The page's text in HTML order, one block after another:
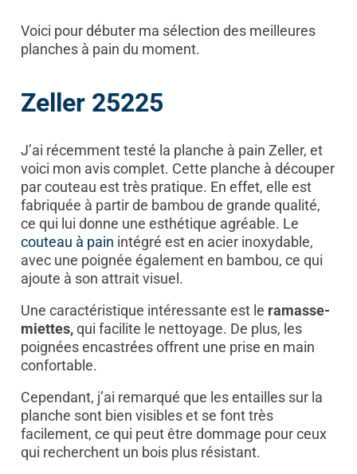
Voici pour débuter ma sélection des meilleures
planches à pain du moment.
Zeller 25225
J’ai récemment testé la planche à pain Zeller, et
voici mon avis complet. Cette planche à découper
par couteau est très pratique. En effet, elle est
fabriquée à partir de bambou de grande qualité,
ce qui lui donne une esthétique agréable. Le
couteau à pain intégré est en acier inoxydable,
avec une poignée également en bambou, ce qui
ajoute à son attrait visuel.
Une caractéristique intéressante est le ramasse-
miettes,qui facilite le nettoyage. De plus, les
poignées encastrées offrent une prise en main
confortable.
Cependant, j’ai remarqué que les entailles sur la
planche sont bien visibles et se font très
facilement, ce qui peut être dommage pour ceux
qui recherchent un bois plus résistant.